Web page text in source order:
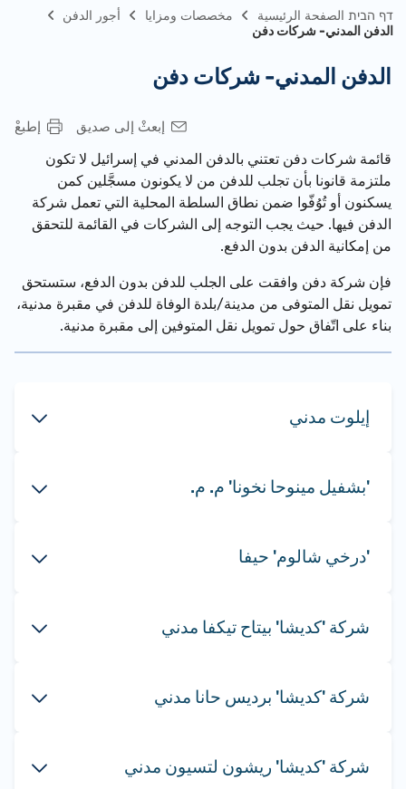
דף הבית الصفحة الرئيسية مخصصات ومزايا
أجور الدفن
الدفن المدني- شركات دفن
الدفن المدني- شركات دفن
إطبعْ إبعثْ إلى صديق
قائمة شركات دفن تعتني بالدفن المدني في إسرائيللا تكون
ملتزمة قانونا بأن تجلب للدفن من لا يكونون مسجَّلين كمن
يسكنون أو تُوُفّوا ضمن نطاق السلطة المحلية التي تعمل شركة
الدفن فيها. حيث يجب التوجه إلى الشركات في القائمة للتحقق
من إمكانية الدفن بدون الدفع.
فإن شركة دفن وافقت على الجلب للدفن بدون الدفع، ستستحق
تمويل نقل المتوفى من مدينة/بلدة الوفاة للدفن في مقبرة مدنية،
بناء على اتّفاق حول تمويل نقل المتوفين إلى مقبرة مدنية.
إيلوت مدني
'بشفيل مينوحا نخونا' م. م.
'درخي شالوم' حيفا
شركة 'كديشا' بيتاح تيكفا مدني
شركة 'كديشا' برديس حانا مدني
شركة 'كديشا' ريشون لتسيون مدني